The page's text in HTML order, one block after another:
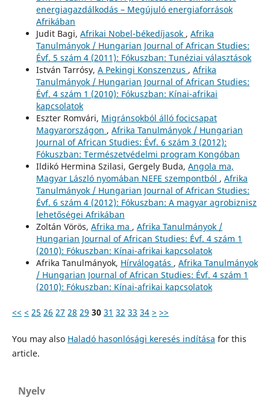
energiagazdálkodás – Megújuló energiaforrások
Afrikában
Judit Bagi, Afrikai Nobel-békedíjasok , Afrika
Tanulmányok / Hungarian Journal of African Studies:
Évf. 5 szám 4 (2011): Fókuszban: Tunéziai választások
István Tarrósy, A Pekingi Konszenzus , Afrika
Tanulmányok / Hungarian Journal of African Studies:
Évf. 4 szám 1 (2010): Fókuszban: Kínai-afrikai
kapcsolatok
Eszter Romvári, Migránsokból álló focicsapat
Magyarországon , Afrika Tanulmányok / Hungarian
Journal of African Studies: Évf. 6 szám 3 (2012):
Fókuszban: Természetvédelmi program Kongóban
Ildikó Hermina Szilasi, Gergely Buda, Angola ma,
Magyar László nyomában NEFE szempontból , Afrika
Tanulmányok / Hungarian Journal of African Studies:
Évf. 6 szám 4 (2012): Fókuszban: A magyar agrobiznisz
lehetőségei Afrikában
Zoltán Vörös, Afrika ma , Afrika Tanulmányok /
Hungarian Journal of African Studies: Évf. 4 szám 1
(2010): Fókuszban: Kínai-afrikai kapcsolatok
Afrika Tanulmányok, Hírválogatás , Afrika Tanulmányok
/ Hungarian Journal of African Studies: Évf. 4 szám 1
(2010): Fókuszban: Kínai-afrikai kapcsolatok
<< < 25 26 27 28 29 30 31 32 33 34 > >>
You may also Haladó hasonlósági keresés indítása for this
article.
Nyelv